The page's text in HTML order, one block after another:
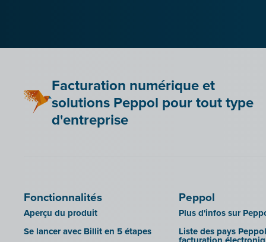
Facturation numérique et
solutions Peppol pour tout type
d'entreprise
Fonctionnalités
Aperçu du produit
Se lancer avec Billit en 5 étapes
Peppol
Plus d'infos sur
Liste des pays